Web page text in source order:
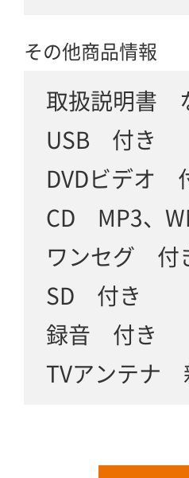
その他商品情報
取扱説明書
USB 付き
DVDビデオ
CD MP3、
ワンセグ 付
SD 付き
録音 付き
TVアンテナ